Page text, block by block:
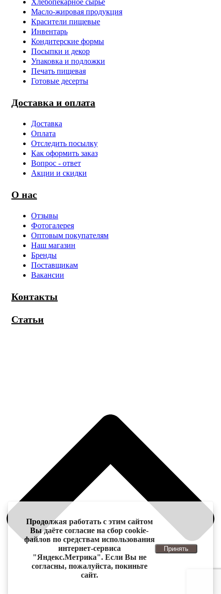
Хлебопекарное сырьё
Масло-жировая продукция
Красители пищевые
Инвентарь
Кондитерские формы
Посыпки и декор
Упаковка и подложки
Печать пищевая
Готовые десерты
Доставка и оплата
Доставка
Оплата
Отследить посылку
Как оформить заказ
Вопрос - ответ
Акции и скидки
О нас
Отзывы
Фотогалерея
Оптовым покупателям
Наш магазин
Бренды
Поставщикам
Вакансии
Контакты
Статьи
Продолжая работать с этим сайтом
Вы даёте согласие на сбор cookie-
файлов по средствам использования
интернет-сервиса
"Яндекс.Метрика". Если Вы не
согласны, пожалуйста, покиньте
сайт.
Принять